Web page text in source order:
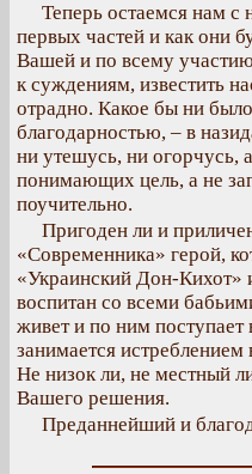
Теперь остаемся нам с
первых частей и как они
Вашей и по всему
к суждениям, известить
отрадно. Какое бы ни
благодарностью, – в
ни утешусь, ни огорчусь,
понимающих цель, а не
поучительно.
Пригоден ли и
«Современника» герой,
«Украинский Дон-Кихот»
воспитан со всеми
живет и по ним поступает
занимается истреблением
Не низок ли, не местный
Вашего решения.
Преданнейший и